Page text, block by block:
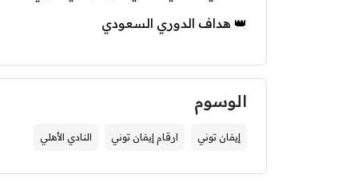
👑 هداف الدوري السعودي
الوسوم
إيفان توني ارقام إيفان توني النادي الأهلي